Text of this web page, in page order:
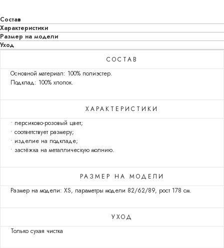
Состав
Характеристики
Размер на модели
Уход
СОСТАВ
Основной материал: 100% полиэстер.
Подклад: 100% хлопок.
ХАРАКТЕРИСТИКИ
• персиково-розовый цвет;
• соответствует размеру;
• изделие на подкладе;
• застёжка на металлическую молнию.
РАЗМЕР НА МОДЕЛИ
Размер на модели: XS, параметры модели 82/62/89, рост 178 см.
УХОД
Только сухая чистка